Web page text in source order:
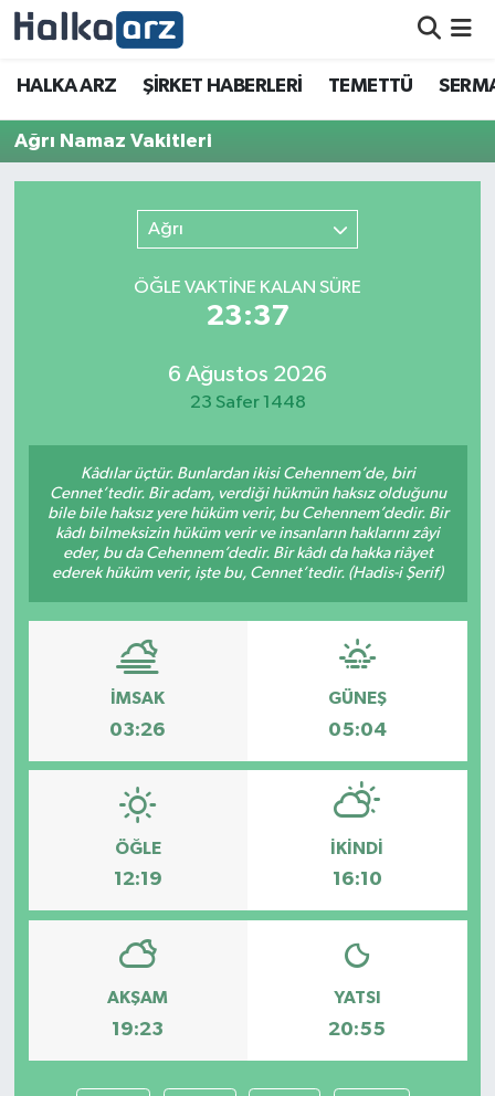
HALKA ARZ ŞİRKET HABERLERİ TEMETTÜ
Ağrı Namaz Vakitleri
Ağrı
ÖĞLE VAKTİNE KALAN SÜRE
23:37
6 Ağustos 2026
23 Safer 1448
Kâdılar üçtür. Bunlardan ikisi Cehennem’de, biri
Cennet’tedir. Bir adam, verdiği hükmün haksız olduğunu
bile bile haksız yere hüküm verir, bu Cehennem’dedir. Bir
kâdı bilmeksizin hüküm verir ve insanların haklarını zâyi
eder, bu da Cehennem’dedir. Bir kâdı da hakka riâyet
ederek hüküm verir, işte bu, Cennet’tedir. (Hadis-i Şerif)
İMSAK
03:26
GÜNEŞ
05:04
ÖĞLE
12:19
İKINDI
16:10
AKŞAM
19:23
YATSI
20:55
HALKA ARZ
SERMAYE ARTIRIMI
TEMETTÜ